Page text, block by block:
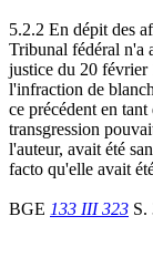
5.2.2 En dépit des
Tribunal fédéral n'a
justice du 20
l'infraction de
ce précédent en
transgression
l'auteur, avait été
facto qu'elle avait
BGE 133 III 323 S.